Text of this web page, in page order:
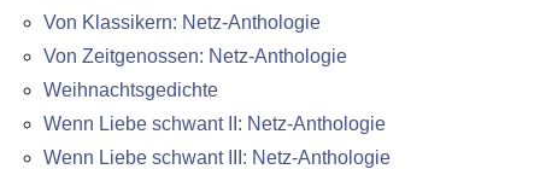
Von Klassikern: Netz-Anthologie
Von Zeitgenossen: Netz-Anthologie
Weihnachtsgedichte
Wenn Liebe schwant II: Netz-Anthologie
Wenn Liebe schwant III: Netz-Anthologie